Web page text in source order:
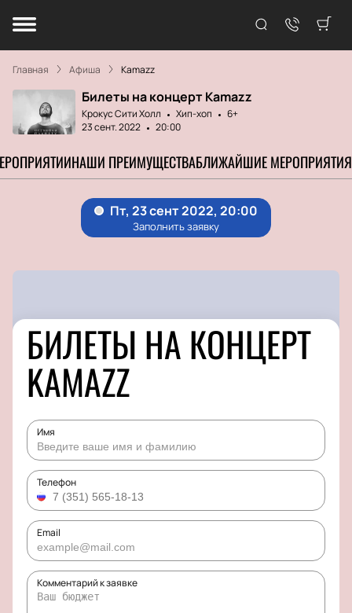
Главная Афиша Kamazz
Билеты на концерт Kamazz
Крокус Сити Холл Хип-хоп
6+
23 сент. 2022
20:00
НАШИ ПРЕИМУЩЕСТВАБЛИЖАЙШИЕ МЕРОПРИЯТИЯ
БИЛЕТЫ НА КОНЦЕРТ
KAMAZZ
Имя
Телефон
Email
Комментарий к заявке